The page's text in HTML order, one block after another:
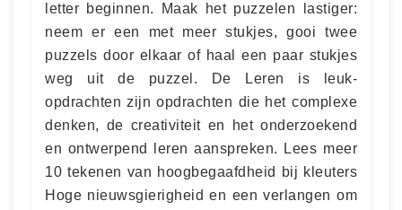
letter beginnen. Maak het puzzelen lastiger:
neem er een met meer stukjes, gooi twee
puzzels door elkaar of haal een paar stukjes
weg uit de puzzel. De Leren is leuk-
opdrachten zijn opdrachten die het complexe
denken, de creativiteit en het onderzoekend
en ontwerpend leren aanspreken. Lees meer
10 tekenen van hoogbegaafdheid bij kleuters
Hoge nieuwsgierigheid en een verlangen om